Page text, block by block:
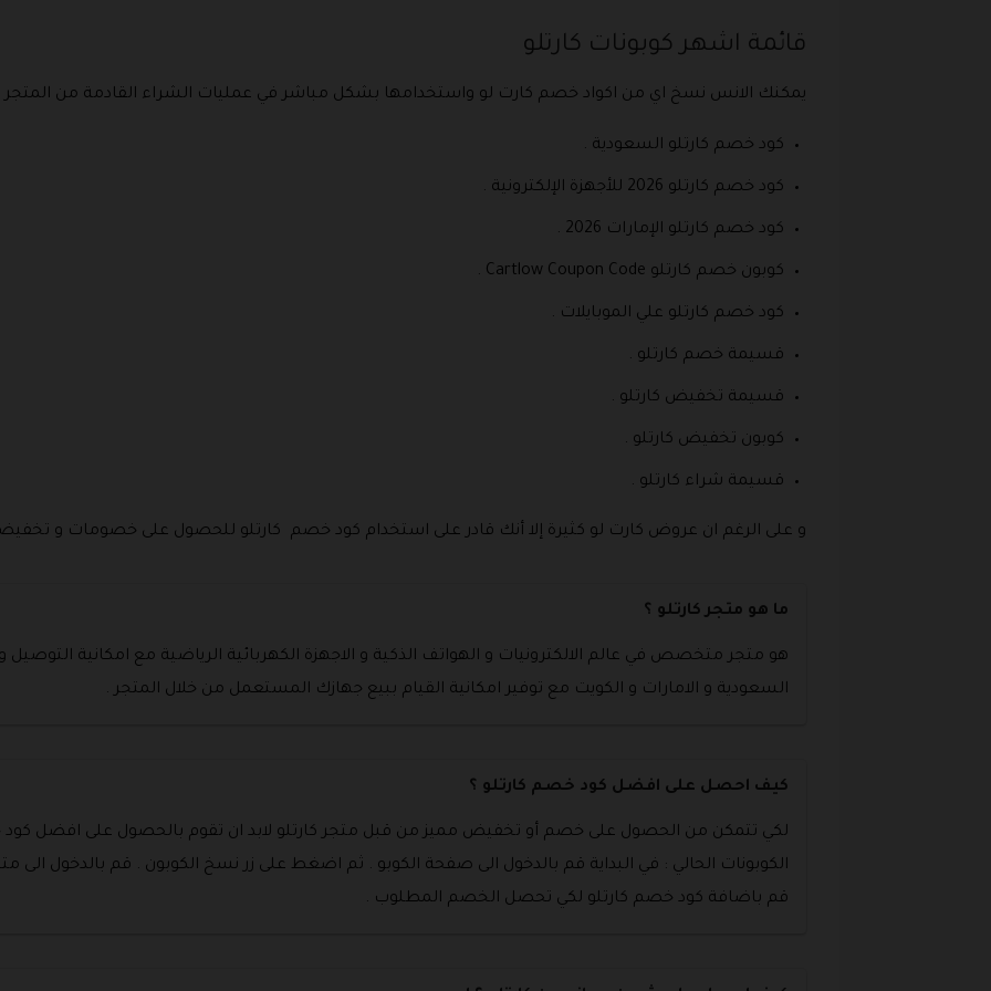
قائمة اشهر كوبونات كارتلو
يمكنك الانس نسخ اي من اكواد خصم كارت لو واستخدامها بشكل مباشر في عمليات الشراء القادمة من
كود خصم كارتلو السعودية .
كود خصم كارتلو 2026 للأجهزة الإلكترونية .
كود خصم كارتلو الإمارات 2026 .
كوبون خصم كارتلو Cartlow Coupon Code .
كود خصم كارتلو علي الموبايلات .
قسيمة خصم كارتلو .
قسيمة تخفيض كارتلو .
كوبون تخفيض كارتلو .
قسيمة شراء كارتلو .
و على الرغم ان عروض كارت لو كثيرة إلا أنك قادر على استخدام كود خصم كارتلو للحصول على خصومات و
ما هو متجر كارتلو ؟
هو متجر متخصص في عالم الالكترونيات و الهواتف الذكية و الاجهزة الكهربائية الرياضية مع امكانية التوصيل
السعودية و الامارات و الكويت مع توفير امكانية القيام ببيع جهازك المستعمل من خلال المتجر .
كيف احصل على افضل كود خصم كارتلو ؟
لكي تتمكن من الحصول على خصم أو تخفيض مميز من قبل متجر كارتلو لابد ان تقوم بالحصول على افضل كود
الكوبونات الحالي : في البداية قم بالدخول الى صفحة الكوبو . ثم اضغط على زر نسخ الكوبون . قم بالدخول
قم باضافة كود خصم كارتلو لكي تحصل الخصم المطلوب .